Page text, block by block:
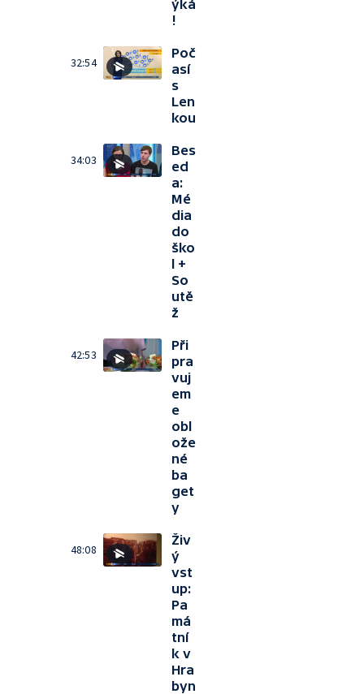
ýká
!
32:54
Poč
así
s
Len
kou
34:03
Bes
ed
a:
Mé
dia
do
ško
l +
So
utě
ž
42:53
Při
pra
vuj
em
e
obl
ože
né
ba
get
y
48:08
Živ
ý
vst
up:
Pa
má
tní
k v
Hra
byn